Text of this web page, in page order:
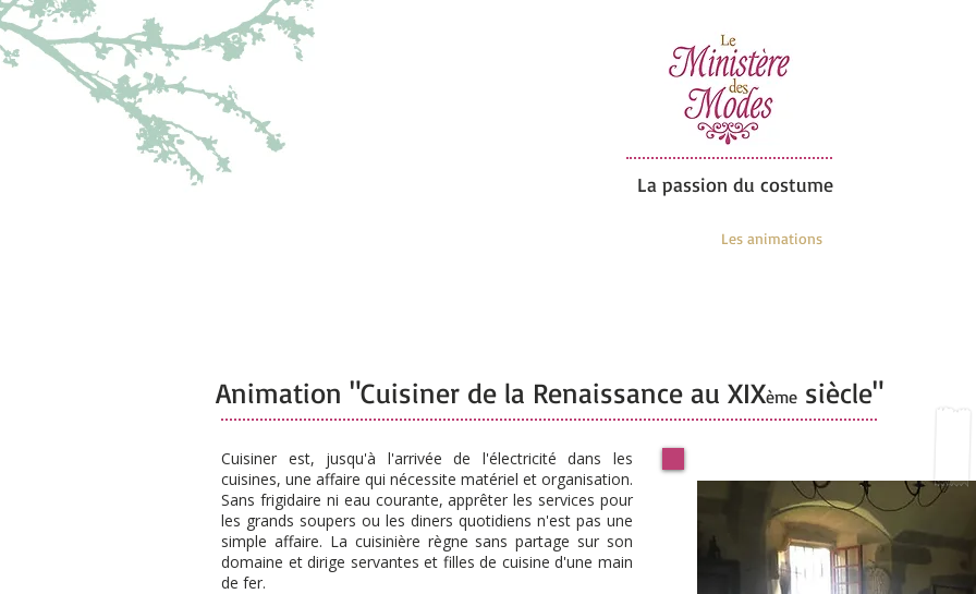
La passion du costume
Les animations
Animation "Cuisiner de la Renaissance au XIXème siècle"
Cuisiner est, jusqu'à l'arrivée de l'électricité dans les
cuisines, une affaire qui nécessite matériel et organisation.
Sans frigidaire ni eau courante, apprêter les services pour
les grands soupers ou les diners quotidiens n'est pas une
simple affaire. La cuisinière règne sans partage sur son
domaine et dirige servantes et filles de cuisine d'une main
de fer.